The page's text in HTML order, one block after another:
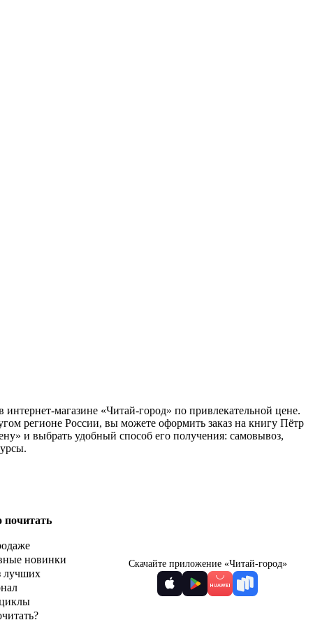
магазине «Читай-город» по привлекательной цене.
регионе России, вы можете оформить заказ на книгу Пётр
и выбрать удобный способ его получения: самовывоз,
почитать
новинки
лучших
Скачайте приложение «Читай-город»